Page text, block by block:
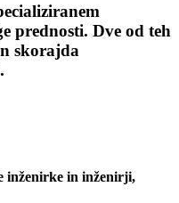
prednosti. Dve od teh
skorajda
inženirke in inženirji,